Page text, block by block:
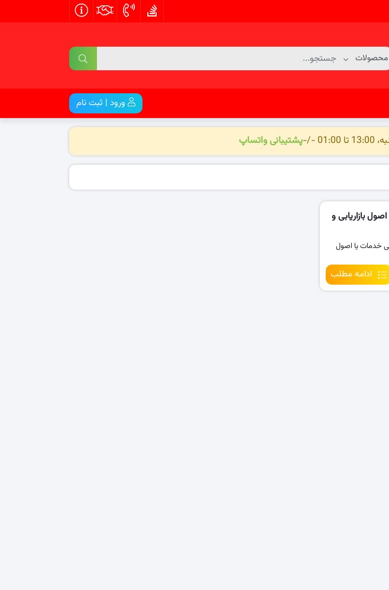
ورود | ثبت نام
-/- پشتیبانی واتساپ
بازاریابی و
خدمات یا اصول
ادامه مطلب